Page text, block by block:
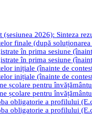
2026): Sinteza
finale (după
în prima sesiune
în prima sesiune
inițiale (înainte de
inițiale (înainte de
școlare pentru
școlare pentru
obligatorie a profilului
obligatorie a profilului